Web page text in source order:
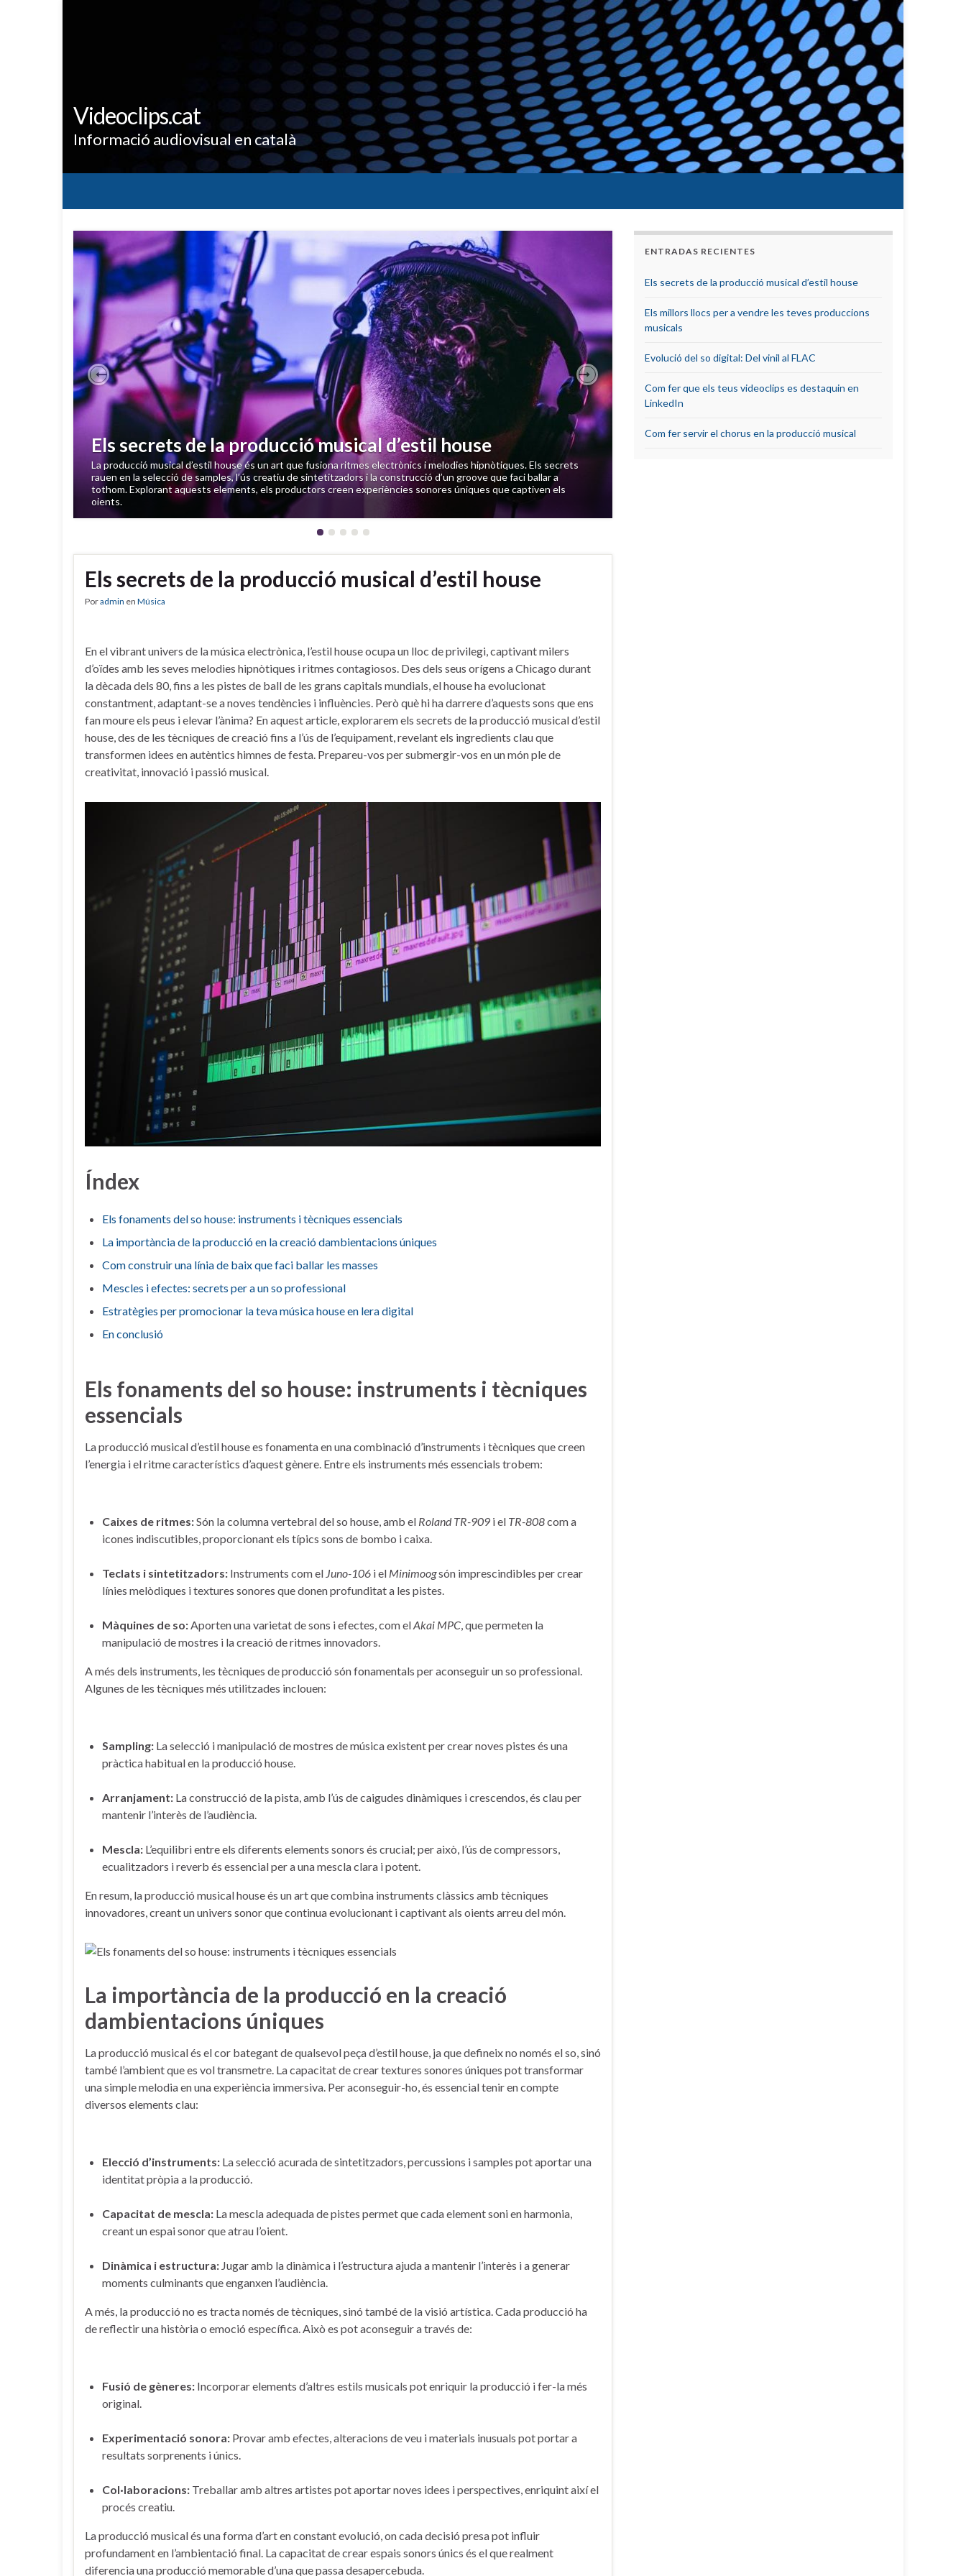
Videoclips.cat
Informació audiovisual en català
Els secrets de la producció musical d’estil house
La producció musical d’estil house és un art que fusiona ritmes electrònics i melodies hipnòtiques. Els secrets
rauen en la selecció de samples, l’ús creatiu de sintetitzadors i la construcció d’un groove que faci ballar a
tothom. Explorant aquests elements, els productors creen experiències sonores úniques que captiven els
oients.
Previous Next
Els secrets de la producció musical d’estil house
Poradmin en Música
En el vibrant univers de ⁢la ⁣música electrònica, l’estil house ocupa un​ lloc ‌de privilegi, captivant milers
d’oïdes amb les seves ⁣melodies hipnòtiques i ritmes contagiosos. Des dels seus ​orígens a Chicago durant
la dècada dels‌ 80, fins a⁣ les⁣ pistes de ball de les grans⁤ capitals‍ mundials, el house ha evolucionat
constantment, adaptant-se a noves tendències i influències. Però ⁣què hi​ ha darrere d’aquests sons que⁣ ens
fan moure els peus⁤ i elevar l’ànima? En‌ aquest ‌article, explorarem els secrets de la producció musical d’estil
house, ⁣des de les tècniques de creació fins a l’ús⁢ de l’equipament, revelant els ‌ingredients ⁤clau que
transformen idees en autèntics himnes de festa.‌ Prepareu-vos per submergir-vos en un món⁤ ple de
creativitat, innovació⁤ i⁢ passió musical.
Índex
Els⁢ fonaments del so house: instruments ⁢i tècniques essencials‌
La importància de la producció en ⁣la creació dambientacions úniques‌
Com construir una línia de baix que faci ballar ‍les⁣ masses
Mescles i efectes: ​secrets per a un so professional ⁢
Estratègies‍ per promocionar ‍la‍ teva música house ‍en lera digital
En⁣ conclusió
Els fonaments del so house: instruments ‍i⁣ tècniques
essencials
La‍ producció musical d’estil house ‍es fonamenta en una combinació ‍d’instruments i tècniques que creen
l’energia i‍ el ritme‌ característics d’aquest gènere. Entre els instruments‍ més essencials trobem:
Caixes​ de ritmes:Són⁣ la columna vertebral del so house, amb⁣ el Roland TR-909 ⁢i‍ el TR-808⁣com a
icones‍ indiscutibles,​ proporcionant els típics sons ​de ‍bombo i caixa.
Teclats​ i ‌sintetitzadors: Instruments com⁤ el Juno-106 i el Minimoogsón imprescindibles per ‌crear
línies melòdiques ⁤i ​textures⁤ sonores que donen⁤ profunditat a ‍les pistes.
Màquines de so:‌Aporten una varietat de ⁣sons i efectes, com elAkai​ MPC, que permeten la
⁤manipulació de mostres i la creació de ritmes innovadors.
A més ⁢dels instruments, les tècniques de producció són fonamentals⁢ per aconseguir un ⁤so ​professional.
Algunes de ​les tècniques més ‍utilitzades inclouen:
Sampling: La selecció​ i manipulació de mostres de‌ música existent per⁣ crear noves pistes ⁢és ‍una
pràctica habitual en la⁢ producció house.
Arranjament: La construcció de la pista, amb l’ús de caigudes dinàmiques i crescendos, és clau per
mantenir l’interès de l’audiència.
Mescla: ‍L’equilibri entre els diferents elements sonors és crucial;⁤ per això, ‍l’ús de compressors,
ecualitzadors i reverb ⁣és essencial per a una mescla clara i potent.
En resum, la ⁤producció‍ musical house és un art que combina​ instruments clàssics‍ amb tècniques
innovadores, creant un univers​ sonor que continua evolucionant i captivant als oients arreu‍ del món.
La‍ importància de la producció en la creació
dambientacions ⁢úniques
La producció ​musical és el cor bategant de​ qualsevol ⁣peça d’estil house, ja que defineix no només el so, sinó
també l’ambient que es vol transmetre. La capacitat de crear textures sonores úniques pot transformar
una simple melodia en una experiència immersiva. ⁢Per aconseguir-ho,‌ és essencial ‍tenir en compte
‌diversos elements⁤ clau:
Elecció d’instruments: La‌ selecció ‍acurada de sintetitzadors, percussions i samples pot aportar una
identitat pròpia a la⁣ producció.
Capacitat de mescla: La mescla adequada de pistes ⁤permet ‍que cada‍ element soni en harmonia,
creant un espai sonor ​que atrau l’oient.
Dinàmica ⁢i estructura: ⁤Jugar amb la⁢ dinàmica ⁣i l’estructura ajuda a​ mantenir⁣ l’interès i a generar
moments culminants que enganxen ‌l’audiència.
A més, la producció ‌no‍ es tracta només de tècniques,⁣ sinó també⁤ de la visió artística. ⁤Cada producció ha
de reflectir⁢ una història ‌o emoció ⁣específica. ‍Això es pot aconseguir a través de:
Fusió⁢ de gèneres: ‍Incorporar elements d’altres estils musicals pot ‍enriquir la producció ⁢i fer-la ⁤més
original.
Experimentació sonora: Provar‌ amb efectes, alteracions de ‌veu i materials inusuals pot portar ⁣a⁢
resultats ‍sorprenents i ‍únics.
Col·laboracions: ‌Treballar amb ⁤altres ⁣artistes pot aportar​ noves ⁣idees i perspectives,​ enriquint així el
procés creatiu.
La producció musical⁣ és una‍ forma ‌d’art​ en constant‌ evolució, on‌ cada decisió presa pot influir‌
profundament en l’ambientació final.​ La capacitat de crear espais sonors únics és el que realment
diferencia una producció memorable ​d’una que passa⁣ desapercebuda.
ENTRADAS RECIENTES
Els secrets de la producció musical d’estil house
Els millors llocs per a vendre les teves produccions
musicals
Evolució del so digital: Del vinil al FLAC
Com fer que els teus videoclips es destaquin en
LinkedIn
Com fer servir el chorus en la producció musical